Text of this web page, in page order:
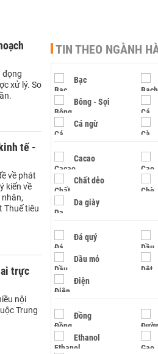
đọng
xử lý. So
tế -
về phát
kiến về
Thuế tiêu
trực
nội
Trung
TIN THEO NGÀNH
Bạc
Bông - Sợi
Cá ngừ
Cacao
Chất dẻo
Da giày
Đá quý
Dầu mỏ
Điện
Đồng
Ethanol